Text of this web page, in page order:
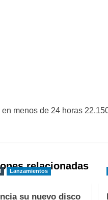
en menos de 24 horas
relacionadas
Lanzamientos
su nuevo disco